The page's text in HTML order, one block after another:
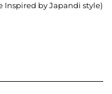
Inspired by Japandi style)